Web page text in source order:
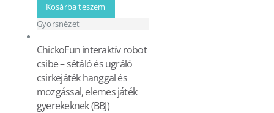
Kosárba teszem
Gyorsnézet
ChickoFun interaktív robot
csibe – sétáló és ugráló
csirkejáték hanggal és
mozgással, elemes játék
gyerekeknek (BBJ)